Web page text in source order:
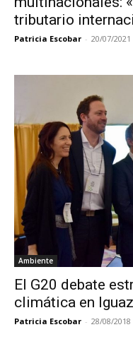
tributario
Patricia Escobar - 20/07/2021
Ambiente
El G20 debate
climática en
Patricia Escobar - 28/08/2018